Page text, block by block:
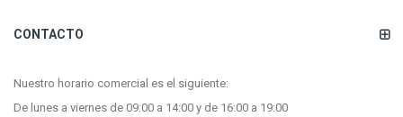
CONTACTO
Nuestro horario comercial es el siguiente:
De lunes a viernes de 09:00 a 14:00 y de 16:00 a 19:00